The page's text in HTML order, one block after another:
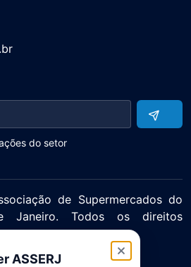
ASSERJ
do setor
de Supermercados do
Janeiro. Todos os direitos
Termos de Uso